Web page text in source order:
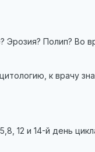
Полип? Во
к врачу
12 и 14-й день